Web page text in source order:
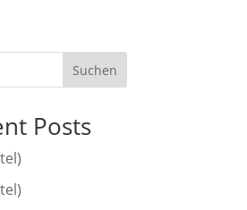
Suchen
Posts